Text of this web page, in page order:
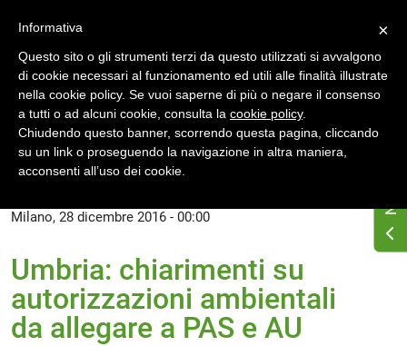
Home News Archivio 2016
Milano, 28 dicembre 2016 - 00:00
Umbria: chiarimenti su
autorizzazioni ambientali
da allegare a PAS e AU
×
Informativa
Questo sito o gli strumenti terzi da questo utilizzati si avvalgono
di cookie necessari al funzionamento ed utili alle finalità illustrate
nella cookie policy. Se vuoi saperne di più o negare il consenso
a tutti o ad alcuni cookie, consulta la cookie policy.
Chiudendo questo banner, scorrendo questa pagina, cliccando
su un link o proseguendo la navigazione in altra maniera,
acconsenti all’uso dei cookie.